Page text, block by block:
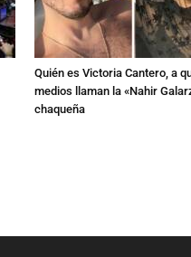
Quién es Victoria Cantero, a
medios llaman la «Nahir
chaqueña